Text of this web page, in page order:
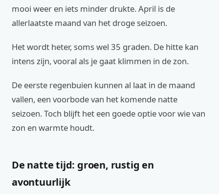
mooi weer en iets minder drukte. April is de
allerlaatste maand van het droge seizoen.
Het wordt heter, soms wel 35 graden. De hitte kan
intens zijn, vooral als je gaat klimmen in de zon.
De eerste regenbuien kunnen al laat in de maand
vallen, een voorbode van het komende natte
seizoen. Toch blijft het een goede optie voor wie van
zon en warmte houdt.
De natte tijd: groen, rustig en
avontuurlijk